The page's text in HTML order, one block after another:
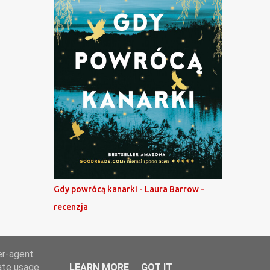
Gdy powrócą kanarki - Laura Barrow -
recenzja
agent
usage
LEARN MORE GOT IT